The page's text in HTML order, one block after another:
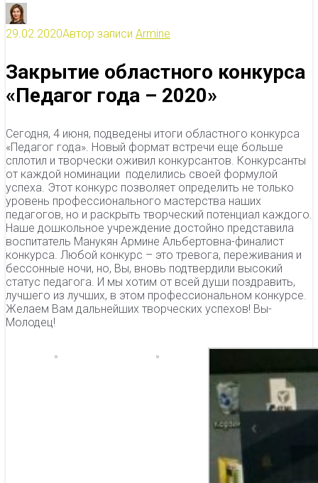
29.02.2020Автор записи Armine
Закрытие областного конкурса
«Педагог года – 2020»
Сегодня, 4 июня, подведены итоги областного конкурса
«Педагог года». Новый формат встречи еще больше
сплотил и творчески оживил конкурсантов. Конкурсанты
от каждой номинации поделились своей формулой
успеха. Этот конкурс позволяет определить не только
уровень профессионального мастерства наших
педагогов, но и раскрыть творческий потенциал каждого.
Наше дошкольное учреждение достойно представила
воспитатель Манукян Армине Альбертовна-финалист
конкурса. Любой конкурс – это тревога, переживания и
бессонные ночи, но, Вы, вновь подтвердили высокий
статус педагога. И мы хотим от всей души поздравить,
лучшего из лучших, в этом профессиональном конкурсе.
Желаем Вам дальнейших творческих успехов! Вы-
Молодец!